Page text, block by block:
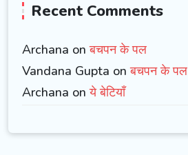
Recent Comments
Archana onबचपन के पल
Vandana Gupta onबचपन के पल
Archana onये बेटियाँ